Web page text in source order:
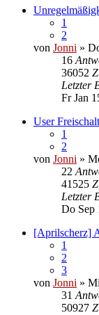
1
2
von Jonni »
16
36052
Letzter
Fr Jan
User
1
2
von Jonni »
22
41525
Letzter
Do Sep
[Aprilscherz]
1
2
3
von Jonni »
31
50927